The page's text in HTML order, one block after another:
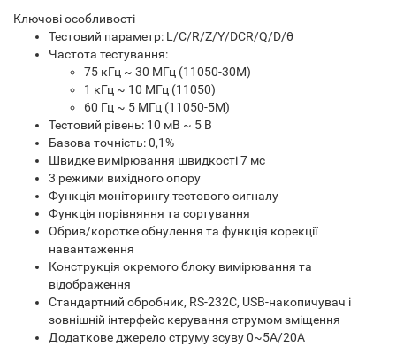
Ключові особливості
Тестовий параметр: L/C/R/Z/Y/DCR/Q/D/θ
Частота тестування:
75 кГц ~ 30 МГц (11050-30M)
1 кГц ~ 10 МГц (11050)
60 Гц ~ 5 МГц (11050-5M)
Тестовий рівень: 10 мВ ~ 5 В
Базова точність: 0,1%
Швидке вимірювання швидкості 7 мс
3 режими вихідного опору
Функція моніторингу тестового сигналу
Функція порівняння та сортування
Обрив/коротке обнулення та функція корекції
навантаження
Конструкція окремого блоку вимірювання та
відображення
Стандартний обробник, RS-232C, USB-накопичувач і
зовнішній інтерфейс керування струмом зміщення
Додаткове джерело струму зсуву 0~5A/20A